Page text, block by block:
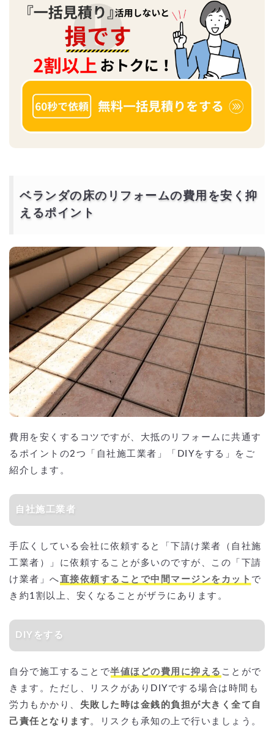
ベランダの床のリフォームの費用を安く抑
えるポイント
費用を安くするコツですが、大抵のリフォームに共通す
るポイントの2つ「自社施工業者」「DIYをする」をご
紹介します。
自社施工業者
手広くしている会社に依頼すると「下請け業者（自社施
工業者）」に依頼することが多いのですが、この「下請
け業者」へ直接依頼することで中間マージンをカット で
き約1割以上、安くなることがザラにあります。
DIYをする
自分で施工することで半値ほどの費用に抑える ことがで
きます。ただし、リスクがありDIYでする場合は時間も
労力もかかり、 失敗した時は金銭的負担が大きく全て自
己責任となります。リスクも承知の上で行いましょう。